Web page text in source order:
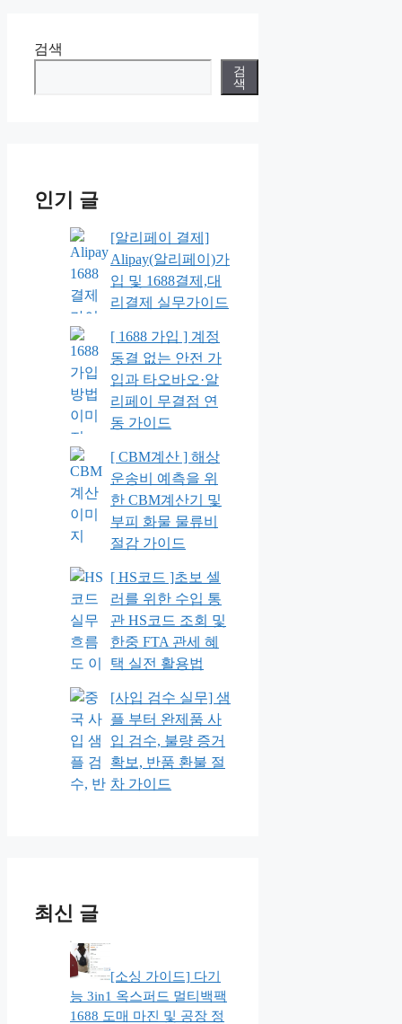
검색
검
색
인기 글
[알리페이 결제]
Alipay(알리페이)가
입 및 1688결제,대
리결제 실무가이드
[ 1688 가입 ] 계정
동결 없는 안전 가
입과 타오바오·알
리페이 무결점 연
동 가이드
[ CBM계산 ] 해상
운송비 예측을 위
한 CBM계산기 및
부피 화물 물류비
절감 가이드
[ HS코드 ]초보 셀
러를 위한 수입 통
관 HS코드 조회 및
한중 FTA 관세 혜
택 실전 활용법
[사입 검수 실무] 샘
플 부터 완제품 사
입 검수, 불량 증거
확보, 반품 환불 절
차 가이드
최신 글
[소싱 가이드] 다기
능 3in1 옥스퍼드 멀티백팩
1688 도매 마진 및 공장 정